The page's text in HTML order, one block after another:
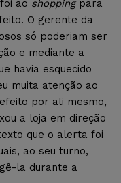
ao shoppingpara
O gerente da
só poderiam ser
e mediante a
havia esquecido
muita atenção ao
por ali mesmo,
a loja em direção
que o alerta foi
ao seu turno,
la durante a